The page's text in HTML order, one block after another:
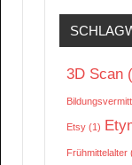
3D Scan
Etsy (1)
Frühmittelalter